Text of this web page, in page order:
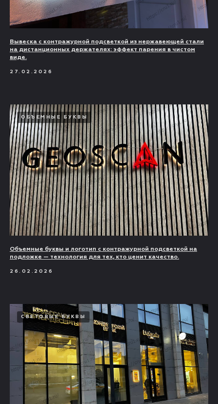
Вывеска с контражурной подсветкой из нержавеющей стали
на дистанционных держателях: эффект парения в чистом
виде.
27.02.2026
ОБЪЕМНЫЕ БУКВЫ
Объемные буквы и логотип с контражурной подсветкой на
подложке — технология для тех, кто ценит качество.
26.02.2026
СВЕТОВЫЕ БУКВЫ